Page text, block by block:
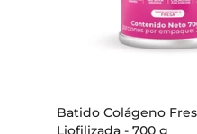
Batido Colágeno
Liofilizada - 700 g